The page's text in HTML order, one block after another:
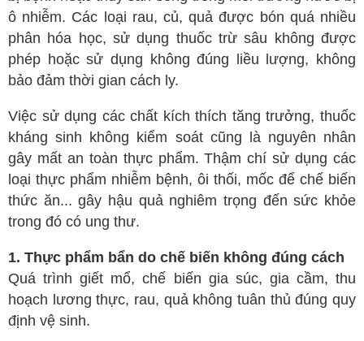
Châm cứu
Bệnh học
Y - Sinh học
Mỹ phẩm
Dinh Dưỡng
Bác sĩ của bạn
ô nhiễm. Các loại rau, củ, quả được bón quá nhiều
phân hóa học, sử dụng thuốc trừ sâu không được
phép hoặc sử dụng không đúng liều lượng, không
bảo đảm thời gian cách ly.
Việc sử dụng các chất kích thích tăng trưởng, thuốc
kháng sinh không kiểm soát cũng là nguyên nhân
gây mất an toàn thực phẩm. Thậm chí sử dụng các
loại thực phẩm nhiễm bệnh, ôi thối, mốc để chế biến
thức ăn... gây hậu quả nghiêm trọng đến sức khỏe
trong đó có ung thư.
1. Thực phẩm bẩn do chế biến không đúng cách
Quá trình giết mổ, chế biến gia súc, gia cầm, thu
hoạch lương thực, rau, quả không tuân thủ đúng quy
định vệ sinh.